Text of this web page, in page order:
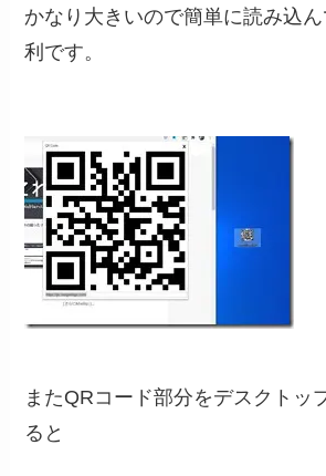
かなり大きいので簡単に読み込
利です。
またQRコード部分をデスクトッ
ると